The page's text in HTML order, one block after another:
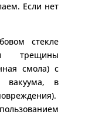
Если нет
стекле
трещины
смола) с
вакуума, в